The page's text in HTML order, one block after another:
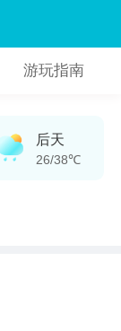
游玩指南
后天
26/38℃